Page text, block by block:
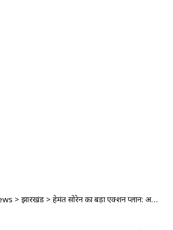
> झारखंड > हेमंत सोरेन का बड़ा एक्शन प्लान: अवैध खनन पर सख्ती, 300 बालू घाट जल्द होंगे शुरू